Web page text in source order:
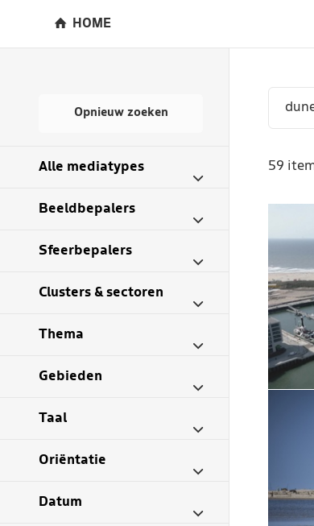
HOME
Opnieuw zoeken
Alle mediatypes
Beeldbepalers
Sfeerbepalers
Clusters & sectoren
Thema
Gebieden
Taal
Oriëntatie
Datum
59